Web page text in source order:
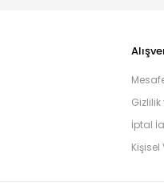
İptal
Kişisel